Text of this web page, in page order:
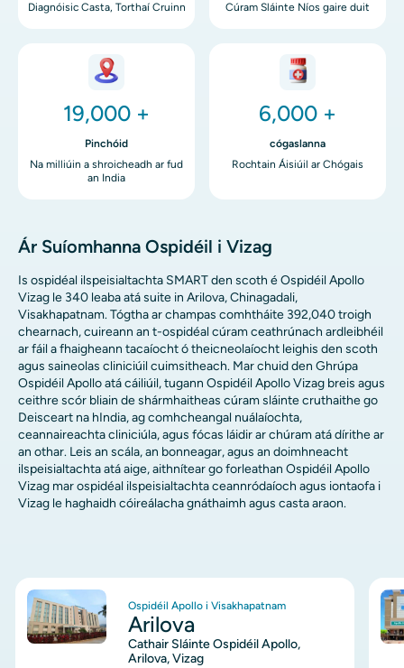
Diagnóisic Casta, Torthaí Cruinn
Cúram Sláinte Níos gaire duit
Íomha
19,000 +
Pinchóid
Na milliúin a shroicheadh ​​ar fud
an India
Íomha
6,000 +
cógaslanna
Rochtain Áisiúil ar Chógais
Ár Suíomhanna Ospidéil i Vizag
Is ospidéal ilspeisialtachta SMART den scoth é Ospidéil Apollo
Vizag le 340 leaba atá suite in Arilova, Chinagadali,
Visakhapatnam. Tógtha ar champas comhtháite 392,040 troigh
chearnach, cuireann an t-ospidéal cúram ceathrúnach ardleibhéil
ar fáil a fhaigheann tacaíocht ó theicneolaíocht leighis den scoth
agus saineolas cliniciúil cuimsitheach. Mar chuid den Ghrúpa
Ospidéil Apollo atá cáiliúil, tugann Ospidéil Apollo Vizag breis agus
ceithre scór bliain de shármhaitheas cúram sláinte cruthaithe go
Deisceart na hIndia, ag comhcheangal nuálaíochta,
ceannaireachta cliniciúla, agus fócas láidir ar chúram atá dírithe ar
an othar. Leis an scála, an bonneagar, agus an doimhneacht
ilspeisialtachta atá aige, aithnítear go forleathan Ospidéil Apollo
Vizag mar ospidéal ilspeisialtachta ceannródaíoch agus iontaofa i
Vizag le haghaidh cóireálacha gnáthaimh agus casta araon.
Íomha Ospidéil Apollo i Visakhapatnam
Arilova
Cathair Sláinte Ospidéil Apollo,
Arilova, Vizag